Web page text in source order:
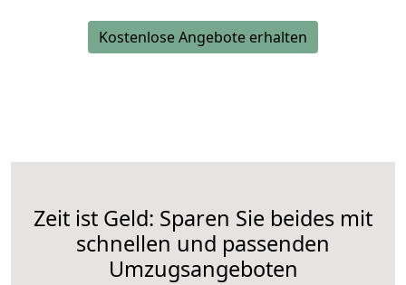
Kostenlose Angebote erhalten
Zeit ist Geld: Sparen Sie beides mit
schnellen und passenden
Umzugsangeboten